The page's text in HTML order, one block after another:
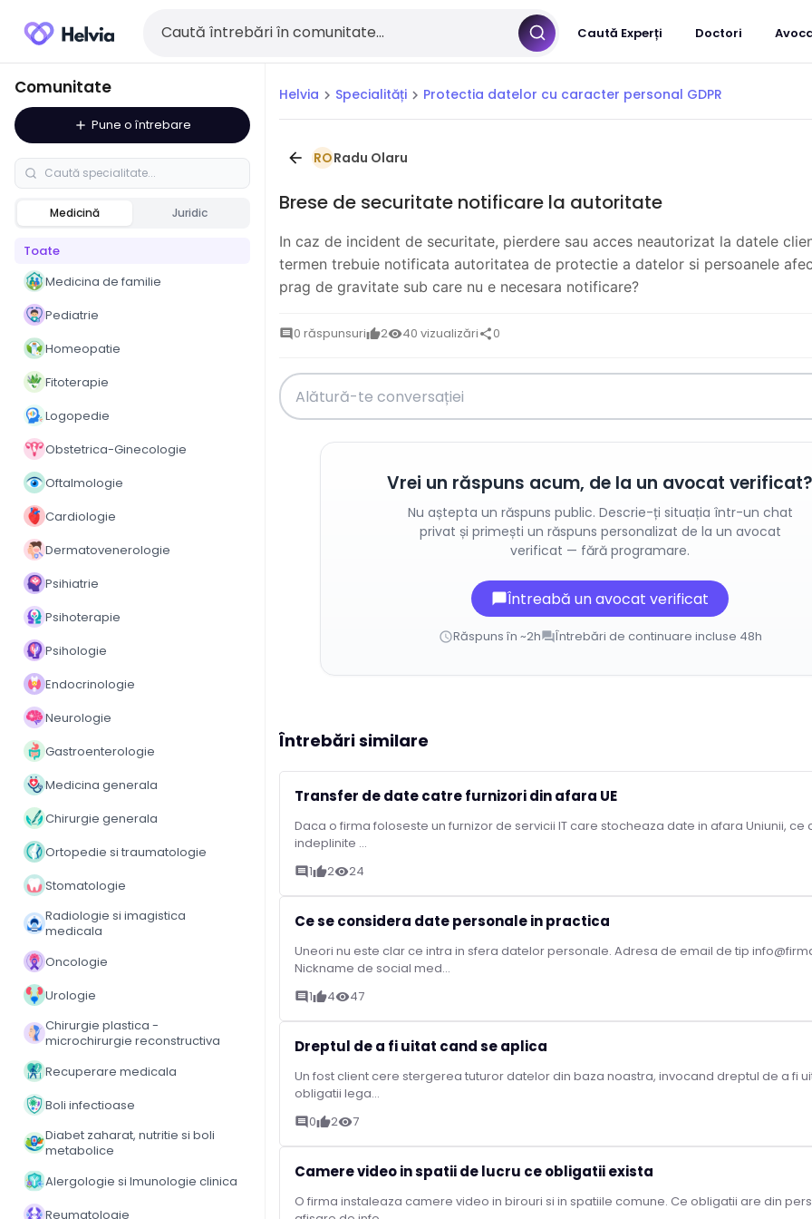
Caută Experți Doctori
Comunitate
add Pune o întrebare
Medicină Juridic
Toate
Medicina de familie
Pediatrie
Homeopatie
Fitoterapie
Logopedie
Obstetrica-Ginecologie
Oftalmologie
Cardiologie
Dermatovenerologie
Psihiatrie
Psihoterapie
Psihologie
Endocrinologie
Neurologie
Gastroenterologie
Medicina generala
Chirurgie generala
Ortopedie si traumatologie
Stomatologie
Radiologie si imagistica
medicala
Oncologie
Urologie
Chirurgie plastica -
microchirurgie reconstructiva
Recuperare medicala
Boli infectioase
Diabet zaharat, nutritie si boli
metabolice
Alergologie si Imunologie clinica
Reumatologie
Helvia chevron_right Specialități chevron_right Protectia datelor cu caracter personal GDPR
arrow_back RORadu Olaru
Brese de securitate notificare la autoritate
In caz de incident de securitate, pierdere sau acces neautorizat la datele
termen trebuie notificata autoritatea de protectie a datelor si persoanele
prag de gravitate sub care nu e necesara notificare?
comment 0 răspunsurithumb_up2visibility40 vizualizărishare0
Vrei un răspuns acum, de la un avocat verificat?
Nu aștepta un răspuns public. Descrie-ți situația într-un chat
privat și primești un răspuns personalizat de la un avocat
verificat — fără programare.
chat_bubbleÎntreabă un avocat verificat
scheduleRăspuns în ~2hforumÎntrebări de continuare incluse 48h
Întrebări similare
Transfer de date catre furnizori din afara UE
Daca o firma foloseste un furnizor de servicii IT care stocheaza date in afara Uniunii, ce
indeplinite ...
comment 1thumb_up2visibility24
Ce se considera date personale in practica
Uneori nu este clar ce intra in sfera datelor personale. Adresa de email de tip
Nickname de social med...
comment 1thumb_up4visibility47
Dreptul de a fi uitat cand se aplica
Un fost client cere stergerea tuturor datelor din baza noastra, invocand dreptul de a fi
obligatii lega...
comment 0thumb_up2visibility7
Camere video in spatii de lucru ce obligatii exista
O firma instaleaza camere video in birouri si in spatiile comune. Ce obligatii are din